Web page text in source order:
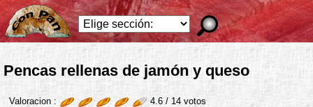
Pencas rellenas de jamón y queso
Valoracion : 4.6 / 14 votos